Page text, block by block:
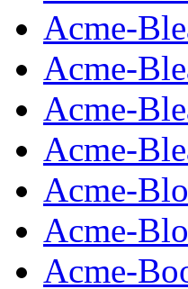
Acme-
Acme-
Acme-
Acme-
Acme-
Acme-
Acme-